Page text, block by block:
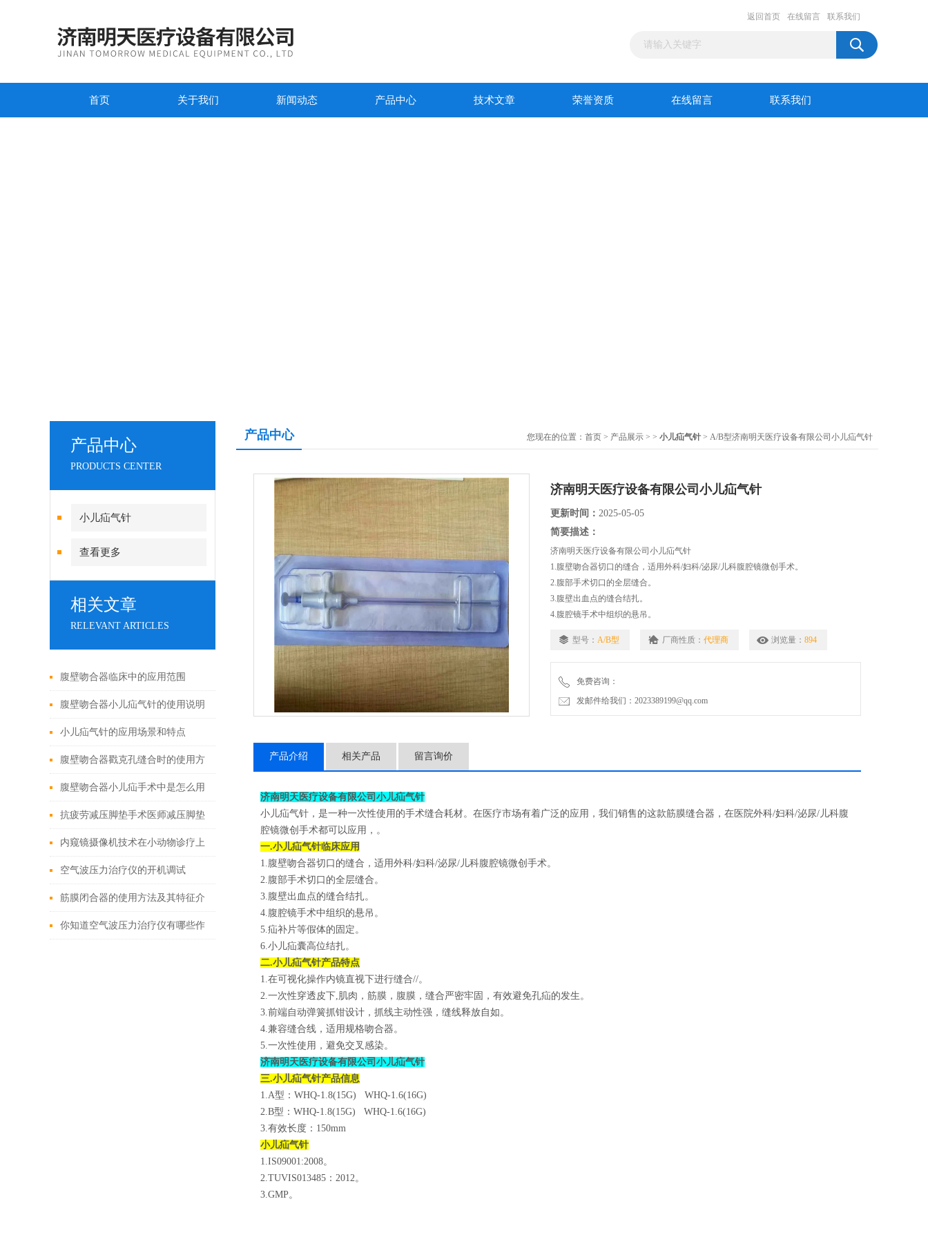
返回首页 在线留言 联系我们
首页 关于我们 新闻动态 产品中心 技术文章 荣誉资质 在线留言 联系我们
产品中心
PRODUCTS CENTER
小儿疝气针
查看更多
相关文章
RELEVANT ARTICLES
腹壁吻合器临床中的应用范围
腹壁吻合器小儿疝气针的使用说明
小儿疝气针的应用场景和特点
腹壁吻合器戳克孔缝合时的使用方
法
腹壁吻合器小儿疝手术中是怎么用
的
抗疲劳减压脚垫手术医师减压脚垫
的特点
内窥镜摄像机技术在小动物诊疗上
的应用有哪些?
空气波压力治疗仪的开机调试
筋膜闭合器的使用方法及其特征介
绍
你知道空气波压力治疗仪有哪些作
产品中心 您现在的位置： 首页 > 产品展示 > > 小儿疝气针 > A/B型济南明天医疗设备有限公司小儿疝气针
济南明天医疗设备有限公司小儿疝气针
更新时间： 2025-05-05
简要描述：
济南明天医疗设备有限公司小儿疝气针
1.腹壁吻合器切口的缝合，适用外科/妇科/泌尿/儿科腹腔镜微创手术。
2.腹部手术切口的全层缝合。
3.腹壁出血点的缝合结扎。
4.腹腔镜手术中组织的悬吊。
6.小儿疝囊高位结扎。
型号： A/B型 厂商性质： 代理商 浏览量： 894
免费咨询：
发邮件给我们：2023389199@qq.com
产品介绍 相关产品 留言询价
济南明天医疗设备有限公司小儿疝气针
小儿疝气针，是一种一次性使用的手术缝合耗材。在医疗市场有着广泛的应用，我们销售的这款筋膜缝合器，在医院外科/妇科/泌尿/儿科腹
腔镜微创手术都可以应用，。
一.小儿疝气针临床应用
1.腹壁吻合器切口的缝合，适用外科/妇科/泌尿/儿科腹腔镜微创手术。
2.腹部手术切口的全层缝合。
3.腹壁出血点的缝合结扎。
4.腹腔镜手术中组织的悬吊。
5.疝补片等假体的固定。
6.小儿疝囊高位结扎。
二.小儿疝气针产品特点
1.在可视化操作内镜直视下进行缝合//。
2.一次性穿透皮下,肌肉，筋膜，腹膜，缝合严密牢固，有效避免孔疝的发生。
3.前端自动弹簧抓钳设计，抓线主动性强，缝线释放自如。
4.兼容缝合线，适用规格吻合器。
5.一次性使用，避免交叉感染。
济南明天医疗设备有限公司小儿疝气针
三.小儿疝气针产品信息
1.A型：WHQ-1.8(15G) WHQ-1.6(16G)
2.B型：WHQ-1.8(15G) WHQ-1.6(16G)
3.有效长度：150mm
小儿疝气针
1.IS09001:2008。
2.TUVIS013485：2012。
3.GMP。